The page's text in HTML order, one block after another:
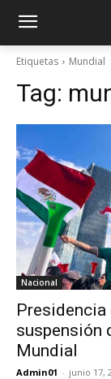
Etiquetas Mundial
Tag:
Nacional
Presidencia
suspensión
Mundial
Admin01 - junio 17,